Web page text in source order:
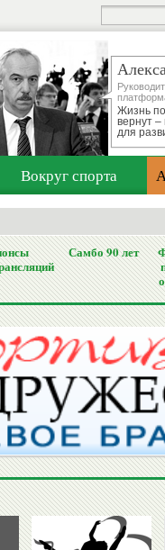
Жизнь
вернут –
для
Вокруг спорта
Самбо 90 лет